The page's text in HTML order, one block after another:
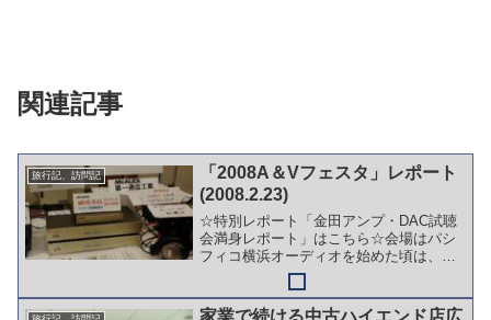
関連記事
旅行記、訪問記
「2008A＆Vフェスタ」レポート
(2008.2.23)
☆特別レポート「金田アンプ・DAC試聴
会満身レポート」はこちら☆会場はパシ
フィコ横浜オーディオを始めた頃は、あ
らゆるイベントに顔を出していました。
最近は以前ほどではなくなりましたが、
２年ぶりにA&Vフェスタに行って来まし
家業で続ける中古ハイエンド店広